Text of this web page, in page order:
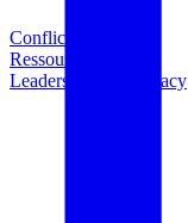
Conflict Coach
Ressourcen
Leaders for Democracy